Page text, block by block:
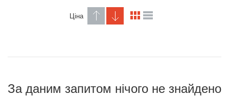
Ціна
За даним запитом нічого не знайдено